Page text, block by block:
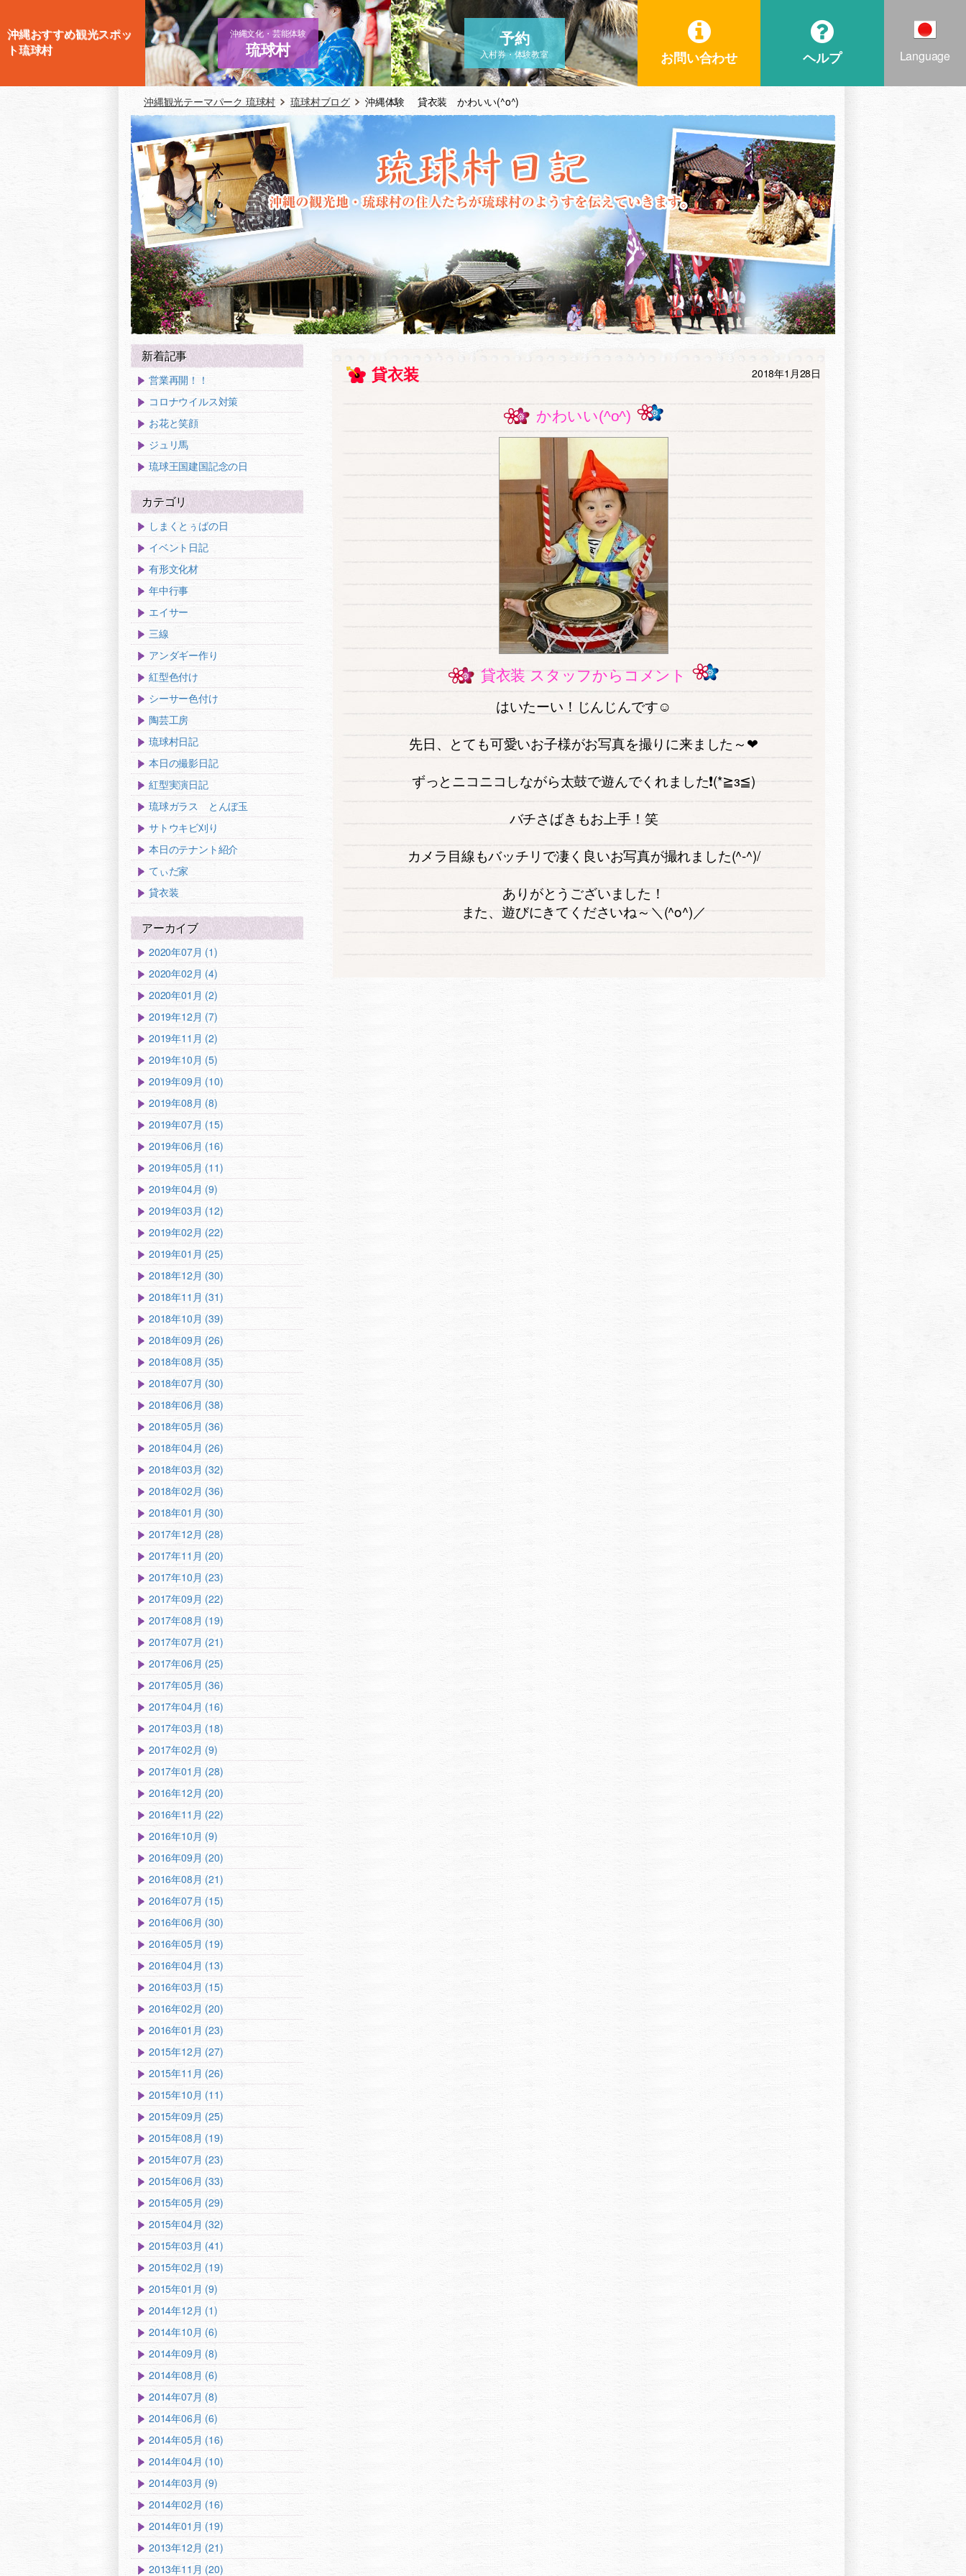
沖縄おすすめ観光スポッ
ト琉球村
沖縄文化・芸能体験
琉球村
予約
入村券・体験教室 お問い合わせ ヘルプ Language
沖縄観光テーマパーク 琉球村 琉球村ブログ 沖縄体験 貸衣装 かわいい(^o^)
2018年1月28日
貸衣装
かわいい(^o^)
貸衣装 スタッフからコメント
はいたーい！じんじんです☺
先日、とても可愛いお子様がお写真を撮りに来ました～❤
ずっとニコニコしながら太鼓で遊んでくれました❗(*≧з≦)
バチさばきもお上手！笑
カメラ目線もバッチリで凄く良いお写真が撮れました(^-^)/
ありがとうございました！
また、遊びにきてくださいね～＼(^o^)／
新着記事
営業再開！！
コロナウイルス対策
お花と笑顔
ジュリ馬
琉球王国建国記念の日
カテゴリ
しまくとぅばの日
イベント日記
有形文化材
年中行事
エイサー
三線
アンダギー作り
紅型色付け
シーサー色付け
陶芸工房
琉球村日記
本日の撮影日記
紅型実演日記
琉球ガラス とんぼ玉
サトウキビ刈り
本日のテナント紹介
てぃだ家
貸衣装
アーカイブ
2020年07月 (1)
2020年02月 (4)
2020年01月 (2)
2019年12月 (7)
2019年11月 (2)
2019年10月 (5)
2019年09月 (10)
2019年08月 (8)
2019年07月 (15)
2019年06月 (16)
2019年05月 (11)
2019年04月 (9)
2019年03月 (12)
2019年02月 (22)
2019年01月 (25)
2018年12月 (30)
2018年11月 (31)
2018年10月 (39)
2018年09月 (26)
2018年08月 (35)
2018年07月 (30)
2018年06月 (38)
2018年05月 (36)
2018年04月 (26)
2018年03月 (32)
2018年02月 (36)
2018年01月 (30)
2017年12月 (28)
2017年11月 (20)
2017年10月 (23)
2017年09月 (22)
2017年08月 (19)
2017年07月 (21)
2017年06月 (25)
2017年05月 (36)
2017年04月 (16)
2017年03月 (18)
2017年02月 (9)
2017年01月 (28)
2016年12月 (20)
2016年11月 (22)
2016年10月 (9)
2016年09月 (20)
2016年08月 (21)
2016年07月 (15)
2016年06月 (30)
2016年05月 (19)
2016年04月 (13)
2016年03月 (15)
2016年02月 (20)
2016年01月 (23)
2015年12月 (27)
2015年11月 (26)
2015年10月 (11)
2015年09月 (25)
2015年08月 (19)
2015年07月 (23)
2015年06月 (33)
2015年05月 (29)
2015年04月 (32)
2015年03月 (41)
2015年02月 (19)
2015年01月 (9)
2014年12月 (1)
2014年10月 (6)
2014年09月 (8)
2014年08月 (6)
2014年07月 (8)
2014年06月 (6)
2014年05月 (16)
2014年04月 (10)
2014年03月 (9)
2014年02月 (16)
2014年01月 (19)
2013年12月 (21)
2013年11月 (20)